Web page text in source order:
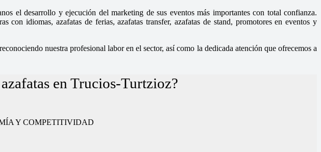
el desarrollo y ejecución del marketing de sus eventos más importantes con total confianza.
con idiomas, azafatas de ferias, azafatas transfer, azafatas de stand, promotores en eventos y
nuestra profesional labor en el sector, así como la dedicada atención que ofrecemos a
en Trucios-Turtzioz?
Y COMPETITIVIDAD